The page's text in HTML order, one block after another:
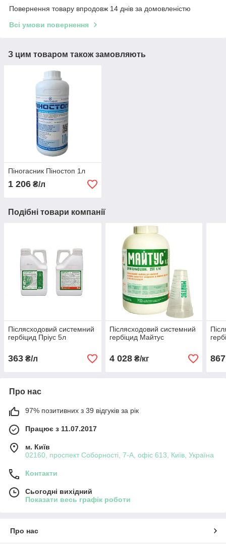
Повернення товару впродовж 14 днів за домовленістю
Всі умови повернення
З цим товаром також замовляють
Піногасник Піностоп 1л
1 206 ₴/л
Подібні товари компанії
Післясходовий системний
гербіцид Пріус 5л
363 ₴/л
Післясходовий системний
гербіцид Майтус
4 028₴/кг 867
Про нас
97% позитивних з 39 відгуків за рік
Працює з 11.07.2017
м. Київ
02160, проспект Соборності, 7-А, офіс 613, Київ, Україна
Контакти
Сьогодні вихідний
Показати весь графік роботи
Про нас